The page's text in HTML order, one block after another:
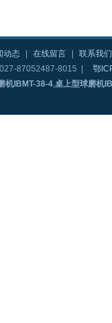
动态 在线留言
联系我们
87052487-8015 |
鄂
机IBMT-38-4,桌上型球磨机